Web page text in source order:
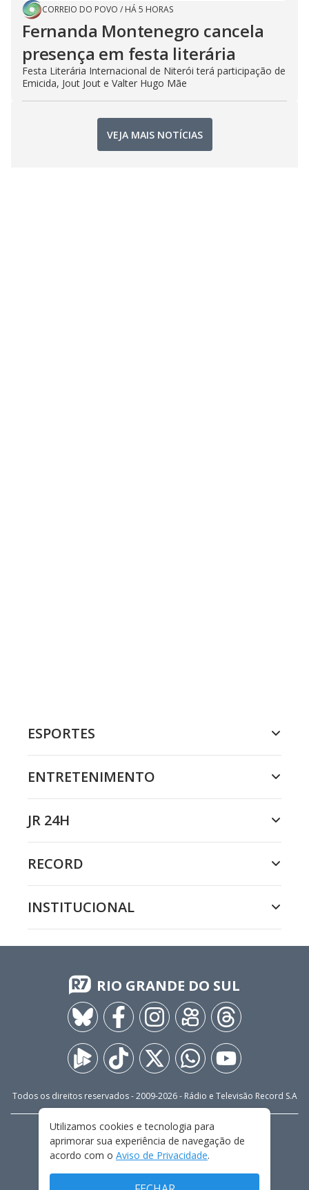
CORREIO DO POVO / HÁ 5 HORAS
Fernanda Montenegro cancela
presença em festa literária
Festa Literária Internacional de Niterói terá participação de
Emicida, Jout Jout e Valter Hugo Mãe
VEJA MAIS NOTÍCIAS
ESPORTES
ENTRETENIMENTO
JR 24H
RECORD
INSTITUCIONAL
RIO GRANDE DO SUL
Todos os direitos reservados - 2009-2026- Rádio e Televisão Record S.A
FALE CONOSCO
PRIVACIDADE
TERMOS E CONDIÇÕES DE USO
Utilizamos cookies e tecnologia para
aprimorar sua experiência de navegação de
acordo com o Aviso de Privacidade.